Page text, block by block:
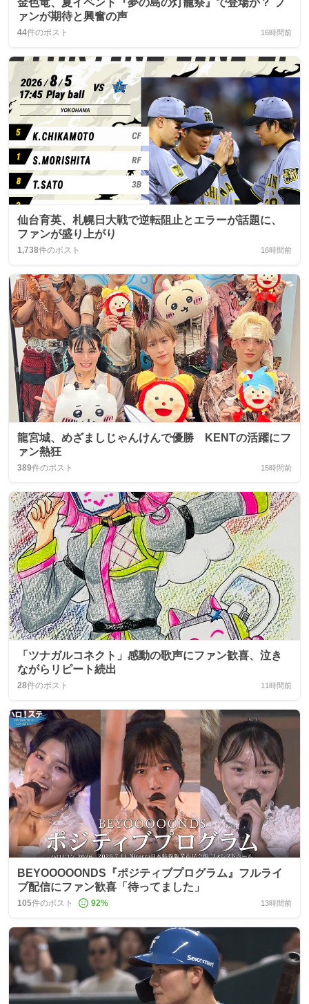
金色竜、夏イベント『夢の島の灯籠祭』で登場か？ フ
ァンが期待と興奮の声
44件のポスト 16時間前
仙台育英、札幌日大戦で逆転阻止とエラーが話題に、
ファンが盛り上がり
1,738件のポスト 16時間前
龍宮城、めざましじゃんけんで優勝 KENTの活躍にフ
ァン熱狂
389件のポスト 15時間前
「ツナガルコネクト」感動の歌声にファン歓喜、泣き
ながらリピート続出
28件のポスト 11時間前
BEYOOOOONDS『ポジティブプログラム』フルライ
ブ配信にファン歓喜「待ってました」
105件のポスト 92% 13時間前